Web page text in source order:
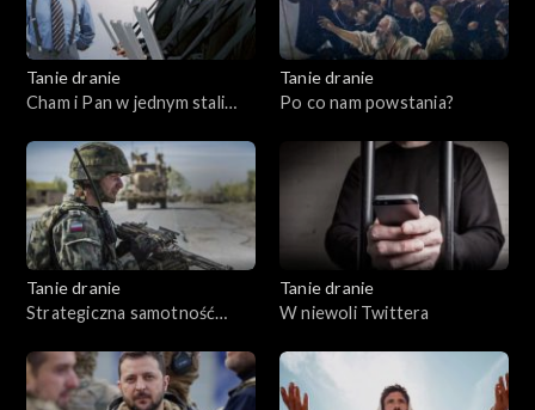
Tanie dranie
Cham i Pan w jednym stali
Tanie dranie
Po co nam powstania?
Tanie dranie
Strategiczna samotność
Tanie dranie
W niewoli Twittera